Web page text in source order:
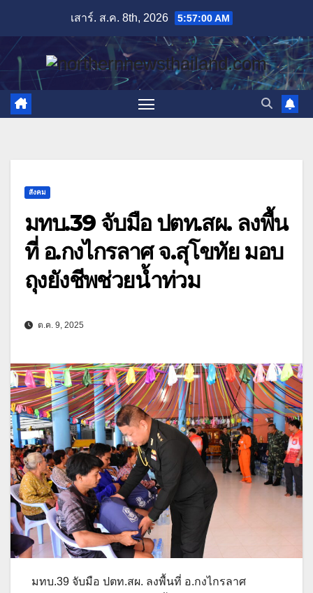
content
เสาร์. ส.ค. 8th, 2026 5:57:02 AM
สังคม
มทบ.39 จับมือ ปตท.สผ. ลงพื้น
ที่ อ.กงไกรลาศ จ.สุโขทัย มอบ
ถุงยังชีพช่วยน้ำท่วม
ต.ค. 9, 2025
มทบ.39 จับมือ ปตท.สผ. ลงพื้นที่ อ.กงไกรลาศ